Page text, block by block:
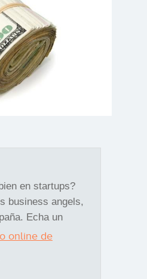
en startups?
business angels,
Echa un
online de